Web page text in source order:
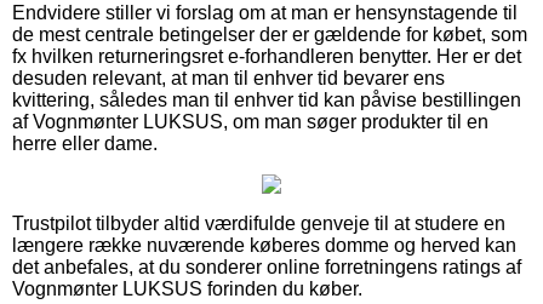
Endvidere stiller vi forslag om at man er hensynstagende til
de mest centrale betingelser der er gældende for købet, som
fx hvilken returneringsret e-forhandleren benytter. Her er det
desuden relevant, at man til enhver tid bevarer ens
kvittering, således man til enhver tid kan påvise bestillingen
af Vognmønter LUKSUS, om man søger produkter til en
herre eller dame.
Trustpilot tilbyder altid værdifulde genveje til at studere en
længere række nuværende køberes domme og herved kan
det anbefales, at du sonderer online forretningens ratings af
Vognmønter LUKSUS forinden du køber.